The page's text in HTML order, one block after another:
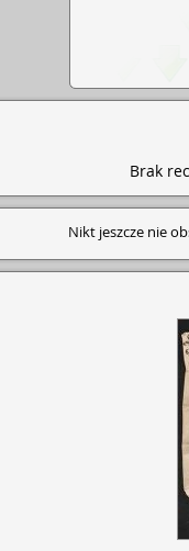
Brak
Nikt jeszcze nie